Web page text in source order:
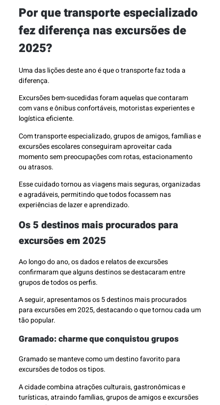
Por que transporte especializado
fez diferença nas excursões de
2025?
Uma das lições deste ano é que o transporte faz toda a
diferença.
Excursões bem-sucedidas foram aquelas que contaram
com vans e ônibus confortáveis, motoristas experientes e
logística eficiente.
Com transporte especializado, grupos de amigos, famílias e
excursões escolares conseguiram aproveitar cada
momento sem preocupações com rotas, estacionamento
ou atrasos.
Esse cuidado tornou as viagens mais seguras, organizadas
e agradáveis, permitindo que todos focassem nas
experiências de lazer e aprendizado.
Os 5 destinos mais procurados para
excursões em 2025
Ao longo do ano, os dados e relatos de excursões
confirmaram que alguns destinos se destacaram entre
grupos de todos os perfis.
A seguir, apresentamos os 5 destinos mais procurados
para excursões em 2025, destacando o que tornou cada um
tão popular.
Gramado: charme que conquistou grupos
Gramado se manteve como um destino favorito para
excursões de todos os tipos.
A cidade combina atrações culturais, gastronômicas e
turísticas, atraindo famílias, grupos de amigos e excursões